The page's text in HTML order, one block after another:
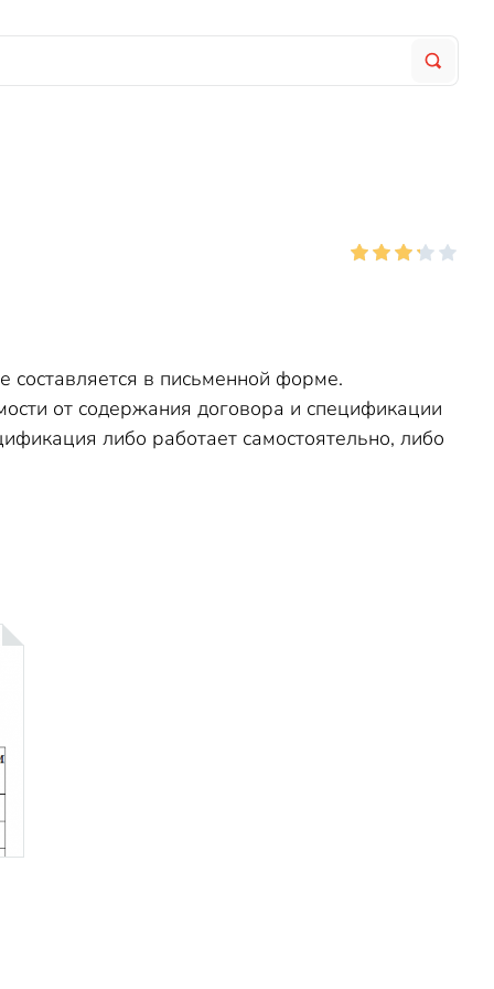
составляется в письменной форме.
от содержания договора и спецификации
либо работает самостоятельно, либо